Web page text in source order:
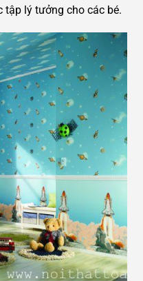
tập lý tưởng cho các bé.